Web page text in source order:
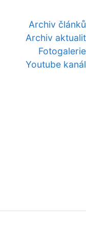
Archiv článků
Archiv aktualit
Fotogalerie
Youtube kanál